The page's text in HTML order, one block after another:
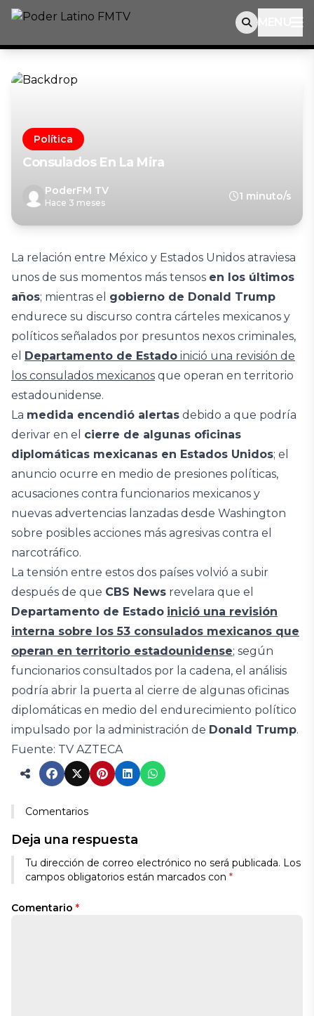
MENU
Política
Consulados En La Mira
PoderFM TV
Hace 3 meses
1 minuto/s
La relación entre México y Estados Unidos atraviesa
unos de sus momentos más tensos en los últimos
años; mientras el gobierno de Donald Trump
endurece su discurso contra cárteles mexicanos y
políticos señalados por presuntos nexos criminales,
el Departamento de Estado inició una revisión de
los consulados mexicanos que operan en territorio
estadounidense.
La medida encendió alertas debido a que podría
derivar en el cierre de algunas oficinas
diplomáticas mexicanas en Estados Unidos; el
anuncio ocurre en medio de presiones políticas,
acusaciones contra funcionarios mexicanos y
nuevas advertencias lanzadas desde Washington
sobre posibles acciones más agresivas contra el
narcotráfico.
La tensión entre estos dos países volvió a subir
después de que CBS News revelara que el
Departamento de Estado inició una revisión
interna sobre los 53 consulados mexicanos que
operan en territorio estadounidense; según
funcionarios consultados por la cadena, el análisis
podría abrir la puerta al cierre de algunas oficinas
diplomáticas en medio del endurecimiento político
impulsado por la administración de Donald Trump.
Fuente: TV AZTECA
Comentarios
Deja una respuesta
Tu dirección de correo electrónico no será publicada. Los
campos obligatorios están marcados con *
Comentario *